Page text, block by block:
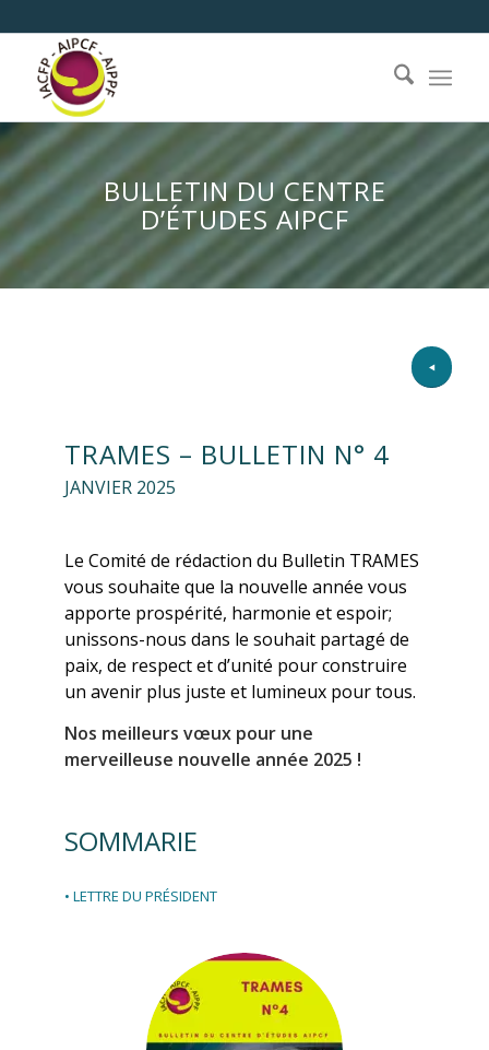
BULLETIN DU CENTRE
D’ÉTUDES AIPCF
TRAMES – BULLETIN N° 4
JANVIER 2025
Le Comité de rédaction du Bulletin TRAMES
vous souhaite que la nouvelle année vous
apporte prospérité, harmonie et espoir;
unissons-nous dans le souhait partagé de
paix, de respect et d’unité pour construire
un avenir plus juste et lumineux pour tous.
Nos meilleurs vœux pour une
merveilleuse nouvelle année 2025 !
SOMMARIE
• LETTRE DU PRÉSIDENT